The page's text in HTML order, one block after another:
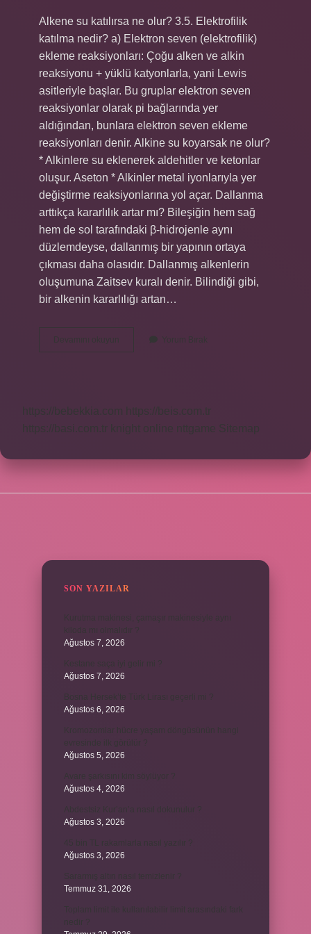
Alkene su katılırsa ne olur? 3.5. Elektrofilik
katılma nedir? a) Elektron seven (elektrofilik)
ekleme reaksiyonları: Çoğu alken ve alkin
reaksiyonu + yüklü katyonlarla, yani Lewis
asitleriyle başlar. Bu gruplar elektron seven
reaksiyonlar olarak pi bağlarında yer
aldığından, bunlara elektron seven ekleme
reaksiyonları denir. Alkine su koyarsak ne olur?
* Alkinlere su eklenerek aldehitler ve ketonlar
oluşur. Aseton * Alkinler metal iyonlarıyla yer
değiştirme reaksiyonlarına yol açar. Dallanma
arttıkça kararlılık artar mı? Bileşiğin hem sağ
hem de sol tarafındaki β-hidrojenle aynı
düzlemdeyse, dallanmış bir yapının ortaya
çıkması daha olasıdır. Dallanmış alkenlerin
oluşumuna Zaitsev kuralı denir. Bilindiği gibi,
bir alkenin kararlılığı artan…
Devamını okuyun
Hidroborasyon
Nedir
Yorum Bırak
https://bebekkia.com
https://beis.com.tr
https://basi.com.tr
knight online nttgame Sitemap
SON YAZILAR
Ağustos 7, 2026
Ağustos 7, 2026
Ağustos 6, 2026
Ağustos 5, 2026
Ağustos 4, 2026
Ağustos 3, 2026
Ağustos 3, 2026
Temmuz 31, 2026